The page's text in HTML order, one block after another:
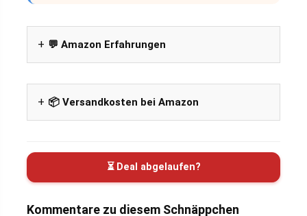
💬 Amazon Erfahrungen
📦 Versandkosten bei Amazon
⏳ Deal abgelaufen?
Kommentare zu diesem Schnäppchen